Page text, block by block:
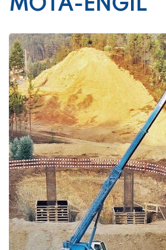
MOTA-ENGIL